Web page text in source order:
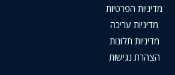
מדיניות הפרטיות
מדיניות עריכה
מדיניות תלונות
הצהרת נגישות